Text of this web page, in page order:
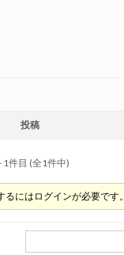
投稿
1件目 (全1件中)
るにはログインが必要です。